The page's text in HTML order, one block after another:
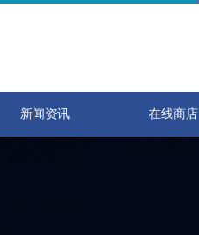
新闻资讯 在线商店